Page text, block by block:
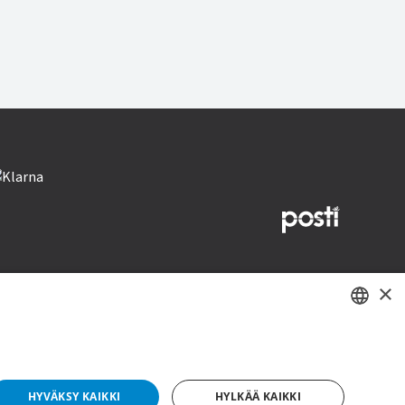
×
HYVÄKSY KAIKKI HYLKÄÄ KAIKKI